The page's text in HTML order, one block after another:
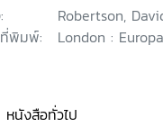
Robertson,
พิมพ์:
London :
หนังสือทั่วไป